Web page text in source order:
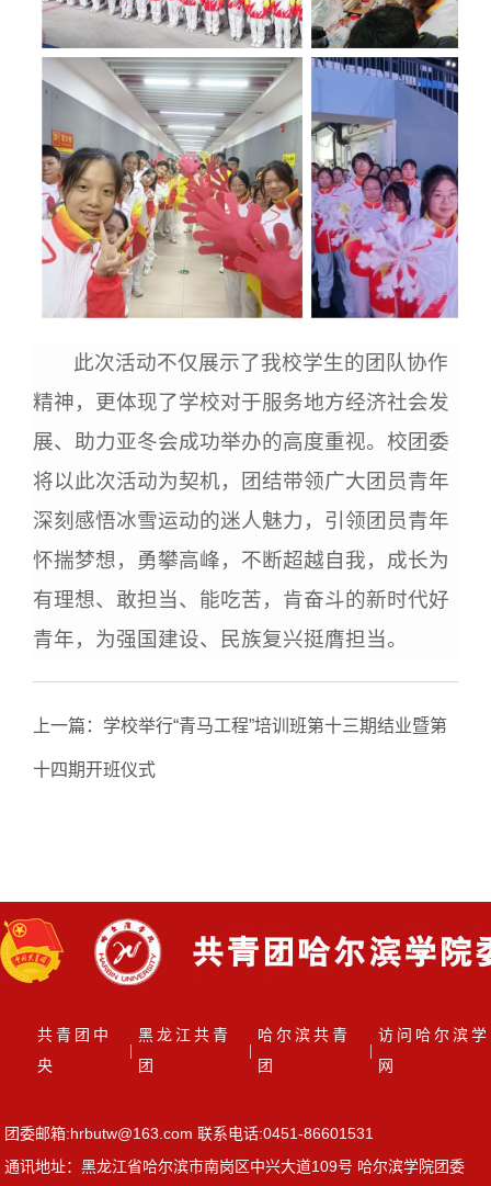
此次活动不仅展示了我校学生的团队协作
精神，更体现了学校对于服务地方经济社会发
展、助力亚冬会成功举办的高度重视。校团委
将以此次活动为契机，团结带领广大团员青年
深刻感悟冰雪运动的迷人魅力，引领团员青年
怀揣梦想，勇攀高峰，不断超越自我，成长为
有理想、敢担当、能吃苦，肯奋斗的新时代好
青年，为强国建设、民族复兴挺膺担当。
上一篇： 学校举行“青马工程”培训班第十三期结业暨第
十四期开班仪式
共青团中
央
黑龙江共青
团
哈尔滨共青
团
访问哈尔滨
网
团委邮箱:hrbutw@163.com 联系电话:0451-86601531
通讯地址：黑龙江省哈尔滨市南岗区中兴大道109号 哈尔滨学院团委